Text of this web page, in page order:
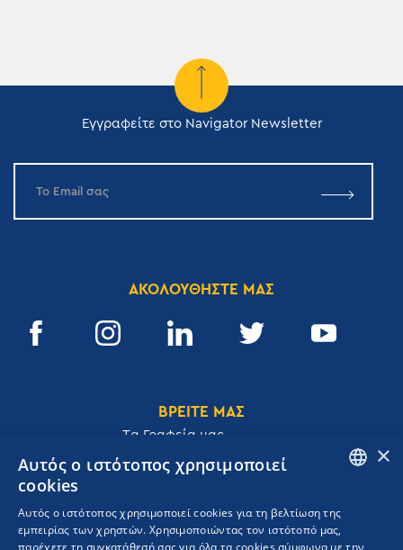
Εγγραφείτε στο Navigator Newsletter
ΑΚΟΛΟΥΘΗΣΤΕ ΜΑΣ
ΒΡΕΙΤΕ ΜΑΣ
Tα Γραφεία μας
Ακαδημίας 32, 106 72, Αθήνα, Ελλάδα
T. +30 210 3609801 GREEK
×
Αυτός ο ιστότοπος χρησιμοποιεί
cookies
Αυτός ο ιστότοπος χρησιμοποιεί cookies για τη βελτίωση της
εμπειρίας των χρηστών. Χρησιμοποιώντας τον ιστότοπό μας,
παρέχετε τη συγκατάθεσή σας για όλα τα cookies σύμφωνα με την